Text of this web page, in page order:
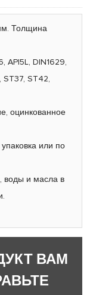
Толщина
API5L, DIN1629,
ST37, ST42,
оцинкованное
или по
воды и масла в
ВАМ